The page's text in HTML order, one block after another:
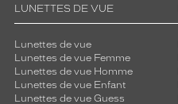
LUNETTES DE VUE
Lunettes de vue
Lunettes de vue Femme
Lunettes de vue Homme
Lunettes de vue Enfant
Lunettes de vue Guess